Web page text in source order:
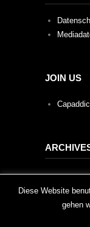
JOIN US
Archives
This website
assume you're
Diese Website
gehen